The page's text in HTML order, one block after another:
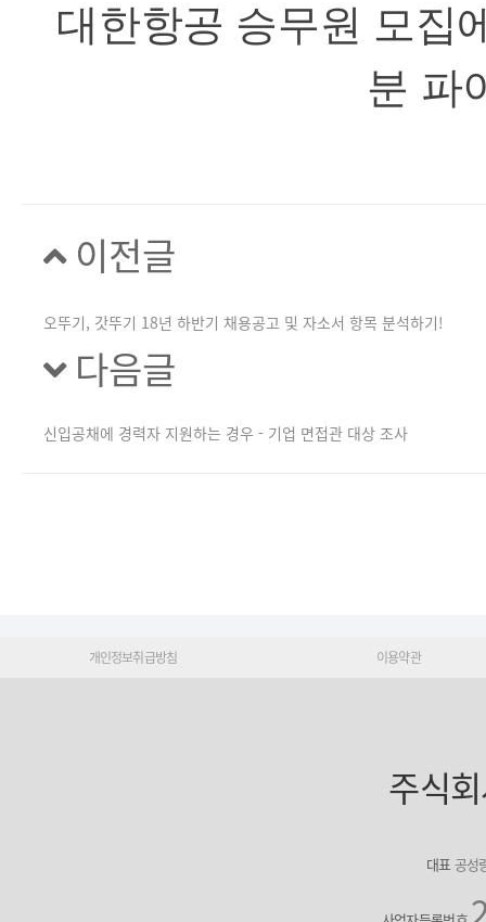
대한항공 승무원 모집
분 파
이전글
오뚜기, 갓뚜기 18년 하반기 채용공고 및 자소서 항목 분석하기!
다음글
신입공채에 경력자 지원하는 경우 - 기업 면접관 대상 조사
개인정보취급방침 이용약관
주식
대표공성